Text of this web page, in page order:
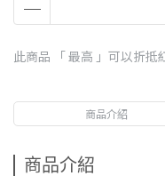
此商品 「 最高 」可以折抵
商品介紹
商品介紹